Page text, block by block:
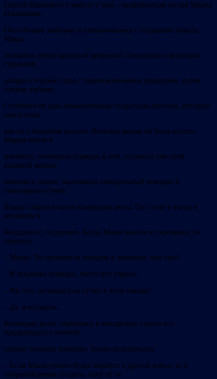
Сергей Иванович и вместе с ним – медицинская сестра Мария
Плешакова.
Она обошла экипажи и познакомилась с солдатами взвода.
Маша
оказалась очень красивой девушкой: блондинка с короткой
стрижкой,
добрые голубые глаза с таким маленьким прищуром, талия
тонкая, гибкая.
Особенно ей шла обыкновенная солдатская пилотка, которую
она носила
как-то с большим вкусом. Военная форма ей была кстати.
Мария зашла в
землянку, осмотрела порядок в ней, оставила там свой
вещевой мешок,
шинель в скатке, маленький самодельный чемодан и
санитарную сумку.
Взвод собрался около командира роты. Он стоял у входа в
землянку и
беседовал с солдатами. Когда Маша вышла из землянки, он
спросил:
– Маша! Ты проверила порядок в землянке, как там?
– В землянке порядок, чисто всё убрано.
– Ну, что, остаешься на сутки в этом взводе?
– Да, я останусь.
Командир роты, обращаясь к взводному, строго его
предупредил о ночной
охране огневой позиции. Затем он попросил:
– Если Маше нужно будет перейти в другой взвод, то в
сопровождении солдата, одну её не